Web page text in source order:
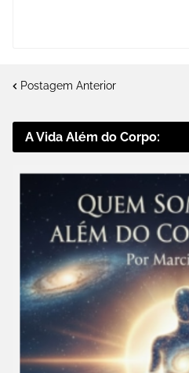
Postagem Anterior
A Vida Além do Corpo: